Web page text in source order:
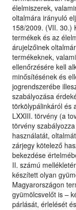
élelmiszerek,
oltalmára irányuló
158/2009. (VII. 30.)
termékek és az
árujelzőinek
termékeknek,
ellenőrzésére kell
minősítésének és
jogrendszerébe
szabályozása
törkölypálinkáról és
LXXIII. törvény (a
törvény
használatát,
zárjegy kötelező
bekezdése
II. számú
készített olyan
Magyarországon
gyümölcsvelőt is –
párlását, érlelését